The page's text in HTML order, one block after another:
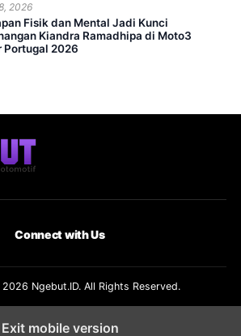
2026
Fisik dan Mental Jadi Kunci
Kiandra Ramadhipa di Moto3
Portugal 2026
Connect with Us
Ngebut.ID. All Rights Reserved.
Exit mobile version